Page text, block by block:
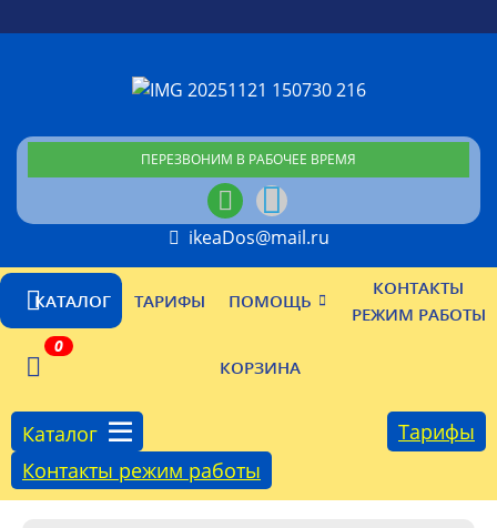
ПЕРЕЗВОНИМ В РАБОЧЕЕ ВРЕМЯ
ikeaDos@mail.ru
КАТАЛОГ ТАРИФЫ ПОМОЩЬ
КОНТАКТЫ
РЕЖИМ РАБОТЫ
КОРЗИНА
0
Каталог
Тарифы
Контакты режим работы